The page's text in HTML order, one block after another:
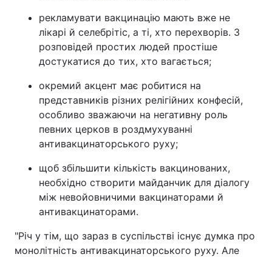
рекламувати вакцинацію мають вже не
лікарі й селебрітіс, а ті, хто перехворів. З
розповідей простих людей простіше
достукатися до тих, хто вагається;
окремий акцент має робитися на
представників різних релігійних конфесій,
особливо зважаючи на негативну роль
певних церков в роздмухуванні
антивакцинаторського руху;
щоб збільшити кількість вакцинованих,
необхідно створити майданчик для діалогу
між невойовничими вакцинаторами й
антивакцинаторами.
"Річ у тім, що зараз в суспільстві існує думка про
монолітність антивакцинаторського руху. Але